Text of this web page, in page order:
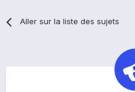
Aller sur la liste des sujets